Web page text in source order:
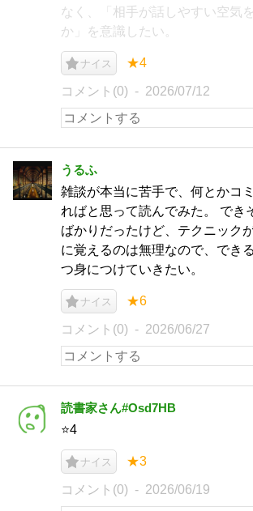
なく、「相手が話しやすい空気
か」を意識したい。
ナイス ★4
コメント(0) 2026/07/12
うるふ
雑談が本当に苦手で、何とかコ
ればと思って読んでみた。 でき
ばかりだったけど、テクニック
に覚えるのは無理なので、でき
つ身につけていきたい。
ナイス ★6
コメント(0) 2026/06/27
読書家さん#Osd7HB
⭐️4
ナイス ★3
コメント(0) 2026/06/19